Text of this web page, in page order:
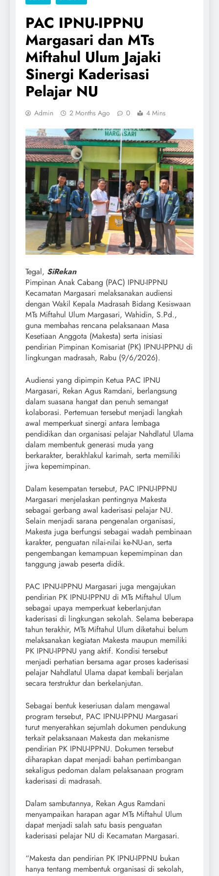
PAC IPNU-IPPNU
Margasari dan MTs
Miftahul Ulum Jajaki
Sinergi Kaderisasi
Pelajar NU
Admin 2 Months Ago 0 4 Mins
Tegal, SiRekan
Pimpinan Anak Cabang (PAC) IPNU-IPPNU
Kecamatan Margasari melaksanakan audiensi
dengan Wakil Kepala Madrasah Bidang Kesiswaan
MTs Miftahul Ulum Margasari, Wahidin, S.Pd.,
guna membahas rencana pelaksanaan Masa
Kesetiaan Anggota (Makesta) serta inisiasi
pendirian Pimpinan Komisariat (PK) IPNU-IPPNU di
lingkungan madrasah, Rabu (9/6/2026).
Audiensi yang dipimpin Ketua PAC IPNU
Margasari, Rekan Agus Ramdani, berlangsung
dalam suasana hangat dan penuh semangat
kolaborasi. Pertemuan tersebut menjadi langkah
awal memperkuat sinergi antara lembaga
pendidikan dan organisasi pelajar Nahdlatul Ulama
dalam membentuk generasi muda yang
berkarakter, berakhlakul karimah, serta memiliki
jiwa kepemimpinan.
Dalam kesempatan tersebut, PAC IPNU-IPPNU
Margasari menjelaskan pentingnya Makesta
sebagai gerbang awal kaderisasi pelajar NU.
Selain menjadi sarana pengenalan organisasi,
Makesta juga berfungsi sebagai wadah pembinaan
karakter, penguatan nilai-nilai ke-NU-an, serta
pengembangan kemampuan kepemimpinan dan
tanggung jawab peserta didik.
PAC IPNU-IPPNU Margasari juga mengajukan
pendirian PK IPNU-IPPNU di MTs Miftahul Ulum
sebagai upaya memperkuat keberlanjutan
kaderisasi di lingkungan sekolah. Selama beberapa
tahun terakhir, MTs Miftahul Ulum diketahui belum
melaksanakan kegiatan Makesta maupun memiliki
PK IPNU-IPPNU yang aktif. Kondisi tersebut
menjadi perhatian bersama agar proses kaderisasi
pelajar Nahdlatul Ulama dapat kembali berjalan
secara terstruktur dan berkelanjutan.
Sebagai bentuk keseriusan dalam mengawal
program tersebut, PAC IPNU-IPPNU Margasari
turut menyerahkan sejumlah dokumen pendukung
terkait pelaksanaan Makesta dan mekanisme
pendirian PK IPNU-IPPNU. Dokumen tersebut
diharapkan dapat menjadi bahan pertimbangan
sekaligus pedoman dalam pelaksanaan program
kaderisasi di madrasah.
Dalam sambutannya, Rekan Agus Ramdani
menyampaikan harapan agar MTs Miftahul Ulum
dapat menjadi salah satu basis penguatan
kaderisasi pelajar NU di Kecamatan Margasari.
“Makesta dan pendirian PK IPNU-IPPNU bukan
hanya tentang membentuk organisasi di sekolah,